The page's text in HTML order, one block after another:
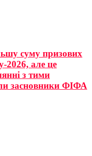
суму призових
2026, але це
з тими
засновники ФІФА